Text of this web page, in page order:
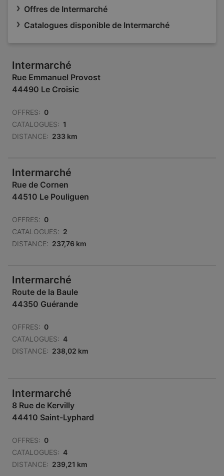
Offres de Intermarché
Catalogues disponible de Intermarché
Intermarché
Rue Emmanuel Provost
44490 Le Croisic
OFFRES: 0
CATALOGUES: 1
DISTANCE: 233 km
Intermarché
Rue de Cornen
44510 Le Pouliguen
OFFRES: 0
CATALOGUES: 2
DISTANCE: 237,76 km
Intermarché
Route de la Baule
44350 Guérande
OFFRES: 0
CATALOGUES: 4
DISTANCE: 238,02 km
Intermarché
8 Rue de Kervilly
44410 Saint-Lyphard
OFFRES: 0
CATALOGUES: 4
DISTANCE: 239,21 km